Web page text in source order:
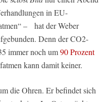
in EU-
– hat der Weber
Denn der CO2-
immer noch um90 Prozent
kann damit keiner.
die Ohren. Er befindet sich